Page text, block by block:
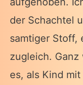
der Schachtel
samtiger Stoff,
zugleich. Ganz
es, als Kind mit